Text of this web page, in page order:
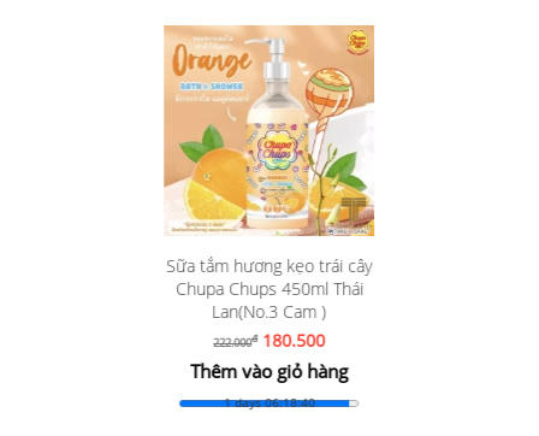
Sữa tắm hương kẹo trái cây
Chupa Chups 450ml Thái
Lan(No.3 Cam )
222.000đ180.500
Thêm vào giỏ hàng
1 days 06:18:38